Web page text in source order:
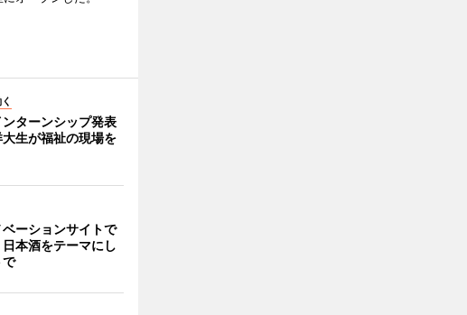
ターンシップ発表
生が福祉の現場を
ーションサイトで
本酒をテーマにし
で